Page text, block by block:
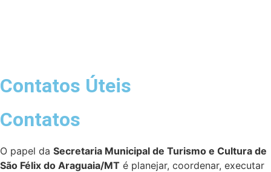
Contatos Úteis
Contatos
O papel da Secretaria Municipal de Turismo e Cultura de
São Félix do Araguaia/MT é planejar, coordenar, executar